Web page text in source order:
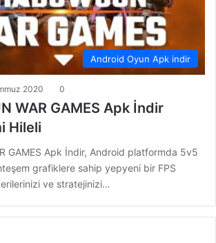
Android Oyun Apk indir
2020 0
WAR GAMES Apk İndir
Hileli
GAMES Apk İndir, Android platformda 5v5
grafiklere sahip yepyeni bir FPS
ve stratejinizi…